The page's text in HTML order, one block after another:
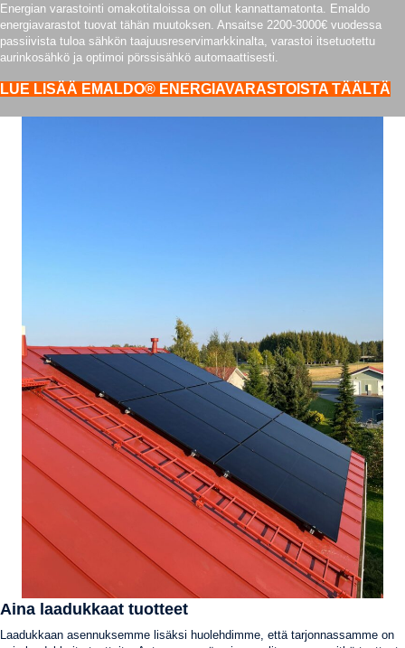
Energian varastointi omakotitaloissa on ollut kannattamatonta. Emaldo
energiavarastot tuovat tähän muutoksen. Ansaitse 2200-3000€ vuodessa
passiivista tuloa sähkön taajuusreservimarkkinalta, varastoi itsetuotettu
aurinkosähkö ja optimoi pörssisähkö automaattisesti.
LUE LISÄÄ EMALDO® ENERGIAVARASTOISTA TÄÄLTÄ
Aina laadukkaat tuotteet
Laadukkaan asennuksemme lisäksi huolehdimme, että tarjonnassamme on